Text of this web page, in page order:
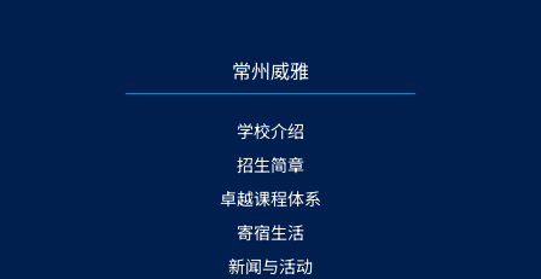
常州威雅
学校介绍
招生简章
卓越课程体系
寄宿生活
新闻与活动